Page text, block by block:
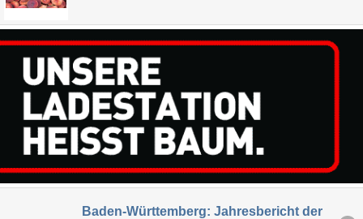
Baden-Württemberg: Jahresbericht der